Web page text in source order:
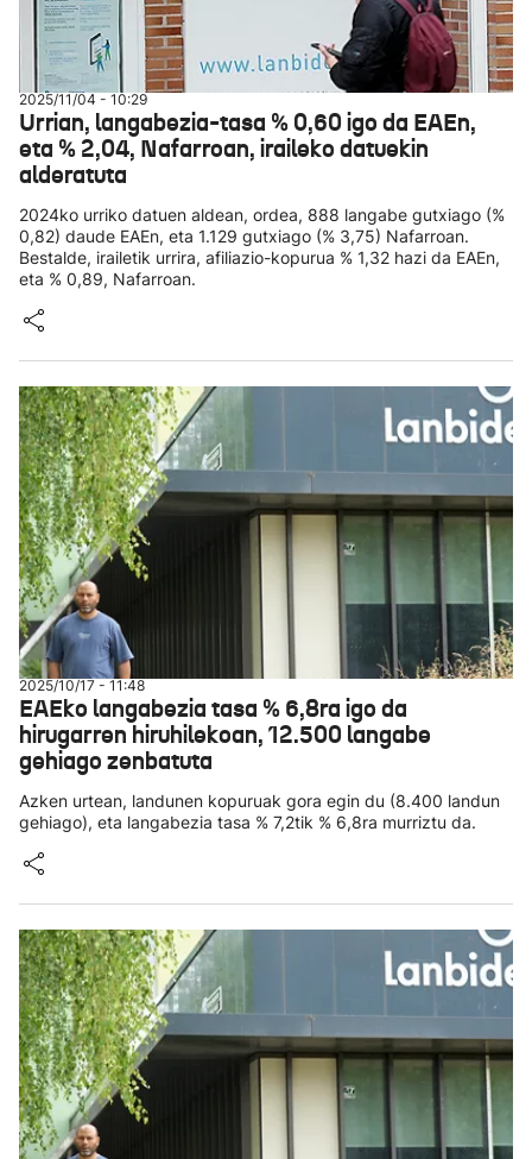
2025/11/04 - 10:29
Urrian, langabezia-tasa % 0,60 igo da EAEn,
eta % 2,04, Nafarroan, iraileko datuekin
alderatuta
2024ko urriko datuen aldean, ordea, 888 langabe gutxiago (%
0,82) daude EAEn, eta 1.129 gutxiago (% 3,75) Nafarroan.
Bestalde, irailetik urrira, afiliazio-kopurua % 1,32 hazi da EAEn,
eta % 0,89, Nafarroan.
2025/10/17 - 11:48
EAEko langabezia tasa % 6,8ra igo da
hirugarren hiruhilekoan, 12.500 langabe
gehiago zenbatuta
Azken urtean, landunen kopuruak gora egin du (8.400 landun
gehiago), eta langabezia tasa % 7,2tik % 6,8ra murriztu da.